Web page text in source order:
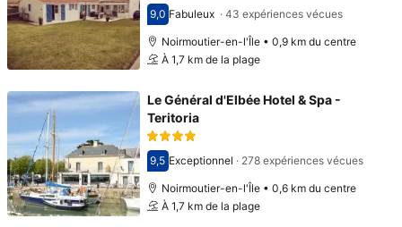
Avec une note de 9,0
9,0 Fabuleux · 43 expériences vécues
Noirmoutier-en-l'Île • 0,9 km du centre
À 1,7 km de la plage
Le Général d'Elbée Hotel & Spa -
Teritoria
Avec une note de 9,5
9,5 Exceptionnel · 278 expériences vécues
Noirmoutier-en-l'Île • 0,6 km du centre
À 1,7 km de la plage